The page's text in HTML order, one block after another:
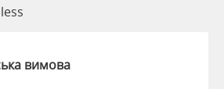
вимова